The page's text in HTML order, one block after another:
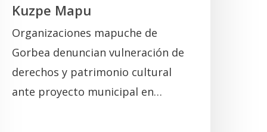
Kuzpe Mapu
Organizaciones mapuche de
Gorbea denuncian vulneración de
derechos y patrimonio cultural
ante proyecto municipal en…